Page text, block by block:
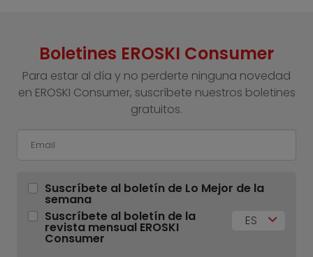
Boletines EROSKI Consumer
Para estar al día y no perderte ninguna novedad
en EROSKI Consumer, suscríbete nuestros boletines
gratuitos.
Suscríbete al boletín de Lo Mejor de la
semana
Suscríbete al boletín de la
revista mensual EROSKI
Consumer
ES